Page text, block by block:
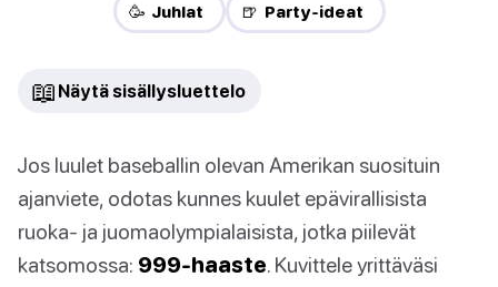
🥳 Juhlat 🍺 Party-ideat
📖 Näytä sisällysluettelo
Jos luulet baseballin olevan Amerikan suosituin
ajanviete, odotas kunnes kuulet epävirallisista
ruoka- ja juomaolympialaisista, jotka piilevät
katsomossa: 999-haaste. Kuvittele yrittäväsi